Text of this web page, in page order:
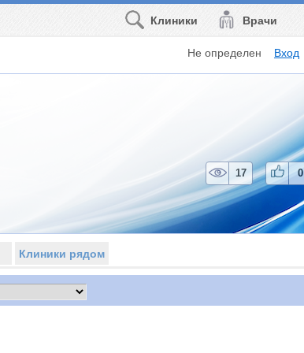
Врачи
Клиники
Не определен Вход
17 0
Клиники рядом